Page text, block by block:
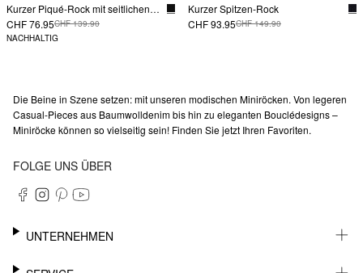
Kurzer Piqué-Rock mit seitlichen Eingrifftaschen
CHF 76.95CHF 139.90
NACHHALTIG
Kurzer Spitzen-Rock
CHF 93.95CHF 149.90
Die Beine in Szene setzen: mit unseren modischen Miniröcken. Von legeren
Casual-Pieces aus Baumwolldenim bis hin zu eleganten Bouclédesigns –
Miniröcke können so vielseitig sein! Finden Sie jetzt Ihren Favoriten.
FOLGE UNS ÜBER
UNTERNEHMEN
KARRIERE